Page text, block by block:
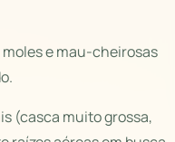
moles e mau-cheirosas
(casca muito grossa,